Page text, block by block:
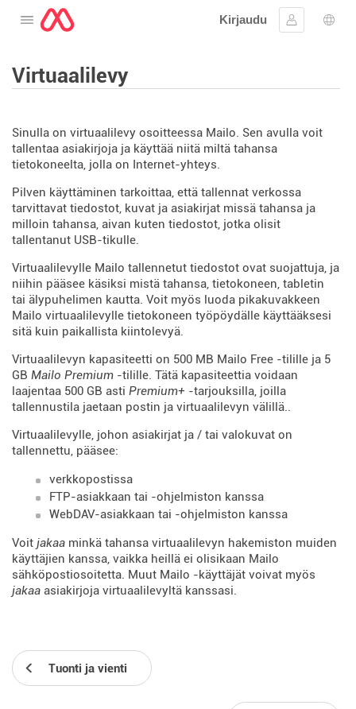
Avaa valikko
Kirjaudu
Kirjaudu
Virtuaalilevy
Sinulla on virtuaalilevy osoitteessa Mailo. Sen avulla voit
tallentaa asiakirjoja ja käyttää niitä miltä tahansa
tietokoneelta, jolla on Internet-yhteys.
Pilven käyttäminen tarkoittaa, että tallennat verkossa
tarvittavat tiedostot, kuvat ja asiakirjat missä tahansa ja
milloin tahansa, aivan kuten tiedostot, jotka olisit
tallentanut USB-tikulle.
Virtuaalilevylle Mailo tallennetut tiedostot ovat suojattuja, ja
niihin pääsee käsiksi mistä tahansa, tietokoneen, tabletin
tai älypuhelimen kautta. Voit myös luoda pikakuvakkeen
Mailo virtuaalilevylle tietokoneen työpöydälle käyttääksesi
sitä kuin paikallista kiintolevyä.
Virtuaalilevyn kapasiteetti on 500 MB Mailo Free -tilille ja 5
GB Mailo Premium -tilille. Tätä kapasiteettia voidaan
laajentaa 500 GB asti Premium+ -tarjouksilla, joilla
tallennustila jaetaan postin ja virtuaalilevyn välillä..
Virtuaalilevylle, johon asiakirjat ja / tai valokuvat on
tallennettu, pääsee:
verkkopostissa
FTP-asiakkaan tai -ohjelmiston kanssa
WebDAV-asiakkaan tai -ohjelmiston kanssa
Voit jakaa minkä tahansa virtuaalilevyn hakemiston muiden
käyttäjien kanssa, vaikka heillä ei olisikaan Mailo
sähköpostiosoitetta. Muut Mailo -käyttäjät voivat myös
jakaa asiakirjoja virtuaalilevyltä kanssasi.
Tuonti ja vienti